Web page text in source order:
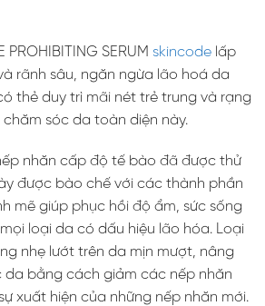
PROHIBITING SERUM skincode lấp
rãnh sâu, ngăn ngừa lão hoá da
thẻ duy trì mãi nét trẻ trung và rạng
sóc da toàn diện này.
nhăn cấp độ tế bào đã được thử
được bào chế với các thành phần
mẽ giúp phục hồi độ ẩm, sức sống
loại da có dấu hiệu lão hóa. Loại
nhẹ lướt trên da mịn mượt, nâng
da bằng cách giảm các nếp nhăn
xuất hiện của những nếp nhăn mới.